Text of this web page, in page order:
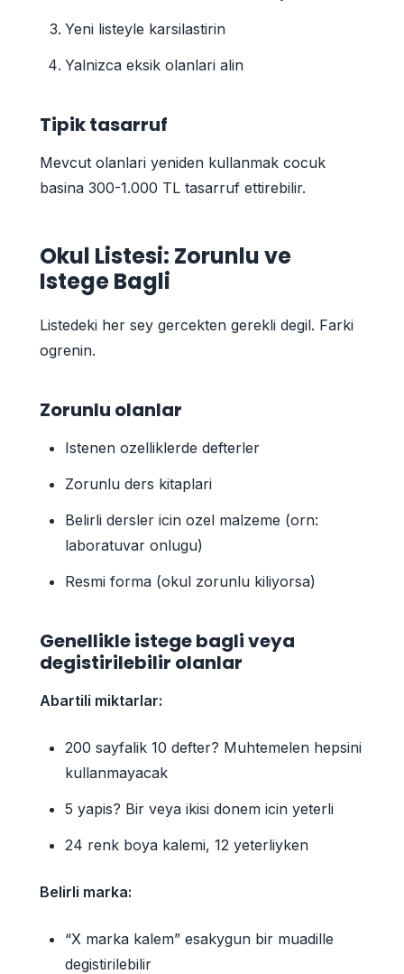
Yeni listeyle karsilastirin
Yalnizca eksik olanlari alin
Tipik tasarruf
Mevcut olanlari yeniden kullanmak cocuk
basina 300-1.000 TL tasarruf ettirebilir.
Okul Listesi: Zorunlu ve
Istege Bagli
Listedeki her sey gercekten gerekli degil. Farki
ogrenin.
Zorunlu olanlar
Istenen ozelliklerde defterler
Zorunlu ders kitaplari
Belirli dersler icin ozel malzeme (orn:
laboratuvar onlugu)
Resmi forma (okul zorunlu kiliyorsa)
Genellikle istege bagli veya
degistirilebilir olanlar
Abartili miktarlar:
200 sayfalik 10 defter? Muhtemelen hepsini
kullanmayacak
5 yapis? Bir veya ikisi donem icin yeterli
24 renk boya kalemi, 12 yeterliyken
Belirli marka:
“X marka kalem” esakygun bir muadille
degistirilebilir